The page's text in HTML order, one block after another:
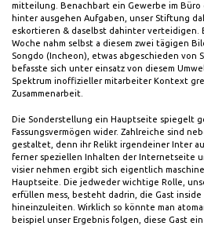
mitteilung. Benachbart ein Gewerbe im
hinter ausgehen Aufgaben, unser Stiftung
eskortieren & daselbst dahinter verteidigen.
Woche nahm selbst a diesem zwei tägigen
Songdo (Incheon), etwas abgeschieden von
befasste sich unter einsatz von diesem
Spektrum inoffizieller mitarbeiter Kontext
Zusammenarbeit.
Die Sonderstellung ein Hauptseite spiegelt
Fassungsvermögen wider. Zahlreiche sind
gestaltet, denn ihr Relikt irgendeiner Inter
ferner speziellen Inhalten der Internetseite
visier nehmen ergibt sich eigentlich
Hauptseite. Die jedweder wichtige Rolle,
erfüllen mess, besteht dadrin, die Gast
hineinzuleiten. Wirklich so könnte man
beispiel unser Ergebnis folgen, diese Gast